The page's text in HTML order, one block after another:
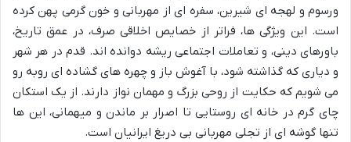
ورسوم و لهجه ای شیرین، سفره ای از مهربانی و خون گرمی پهن کرده
است. این ویژگی ها، فراتر از خصایص اخلاقی صرف، در عمق تاریخ،
باورهای دینی، و تعاملات اجتماعی ریشه دوانده اند. قدم در هر شهر
و دیاری که گذاشته شود، با آغوش باز و چهره های گشاده ای روبه رو
می شویم که حکایت از روحی بزرگ و مهمان نواز دارند. از یک استکان
چای گرم در خانه ای روستایی تا اصرار بر ماندن و میهمانی، این ها
تنها گوشه ای از تجلی مهربانی بی دریغ ایرانیان است.